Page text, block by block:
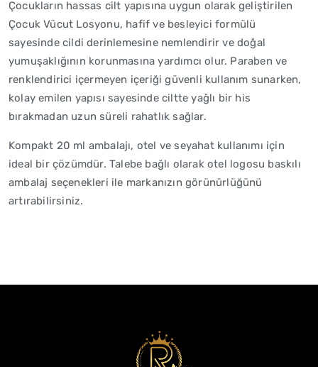
Çocukların hassas cilt yapısına uygun olarak geliştirilen
Çocuk Vücut Losyonu, hafif ve besleyici formülü
sayesinde cildi derinlemesine nemlendirir ve doğal
yumuşaklığının korunmasına yardımcı olur. Paraben ve
renklendirici içermeyen içeriği güvenli kullanım sunarken,
kolay emilen yapısı sayesinde ciltte yağlı bir his
bırakmadan uzun süreli rahatlık sağlar.
Kompakt 20 ml ambalajı, otel ve seyahat kullanımı için
ideal bir çözümdür. Talebe bağlı olarak otel logosu baskılı
ambalaj seçenekleri ile markanızın görünürlüğünü
artırabilirsiniz.